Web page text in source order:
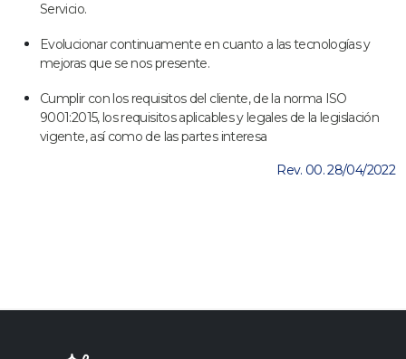
Servicio.
Evolucionar continuamente en cuanto a las tecnologías y
mejoras que se nos presente.
Cumplir con los requisitos del cliente, de la norma ISO
9001:2015, los requisitos aplicables y legales de la legislación
vigente, así como de las partes interesa
Rev. 00. 28/04/2022